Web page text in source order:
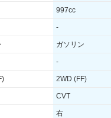
997cc
-
ガソリン
-
2WD (FF)
CVT
右